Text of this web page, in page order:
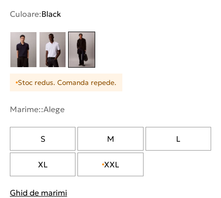
Culoare:Black
Stoc redus. Comanda repede.
Marime::Alege
S M L
XL XXL
Ghid de marimi